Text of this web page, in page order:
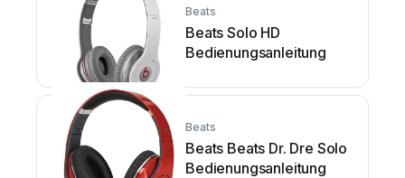
Beats
Beats Solo HD
Bedienungsanleitung
Beats
Beats Beats Dr. Dre Solo
Bedienungsanleitung